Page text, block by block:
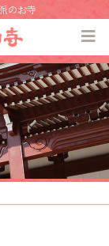
のお寺